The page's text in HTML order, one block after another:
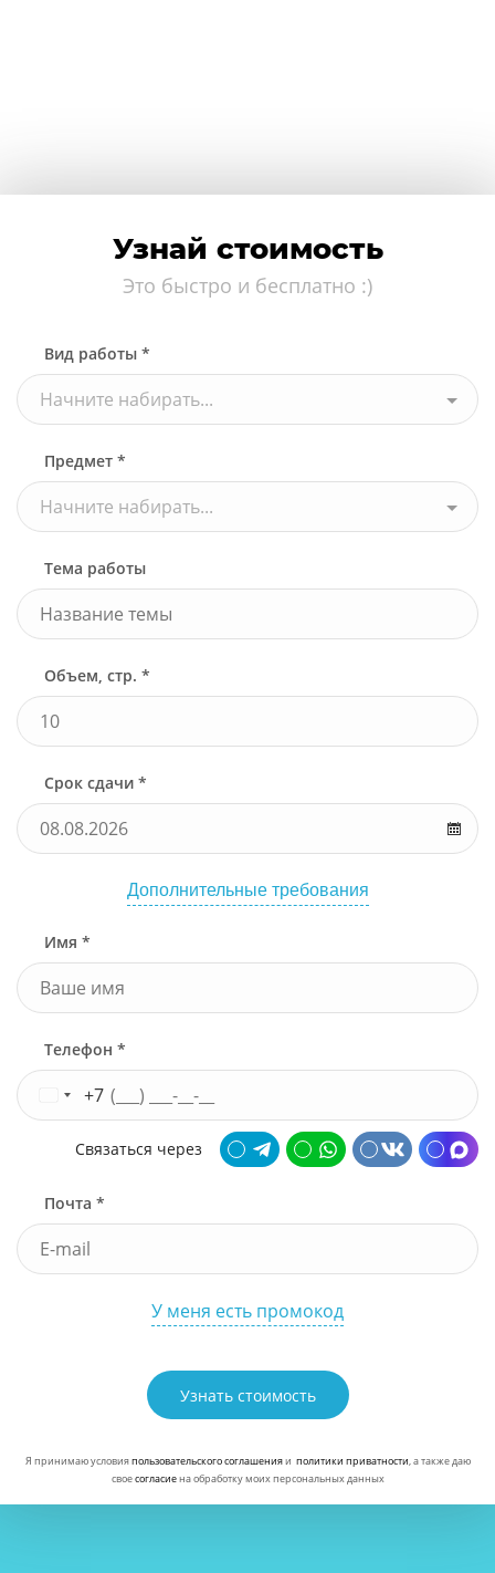
Узнай стоимость
Это быстро и бесплатно :)
Вид работы *
Начните набирать...
Предмет *
Начните набирать...
Тема работы
Объем, стр. *
Срок сдачи *
Дополнительные требования
Имя *
Телефон *
+7
Связаться через
Почта *
У меня есть промокод
Узнать стоимость
Я принимаю условияпользовательского соглашенияи политики приватности, а также даю
своесогласиена обработку моих персональных данных